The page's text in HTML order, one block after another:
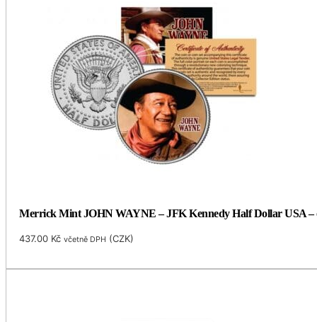
Merrick Mint JOHN WAYNE – JFK Kennedy Half Dollar USA –
437.00 Kč včetně DPH (CZK)